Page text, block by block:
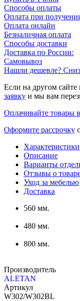
Способы оплаты
Оплата при
Оплата онлайн
Безналичная оплата
Способы доставки
Доставка по России:
Самовывоз
Нашли дешевле?
Если на другом сайте
заявку и мы вам
Оплачивайте товары
Оформите рассрочку
Характеристики
Описание
Варианты
Отзывы о
Уход за мебелью
Доставка
560 мм.
480 мм.
800 мм.
Производитель
ALETAN
Артикул
W302/W302BL